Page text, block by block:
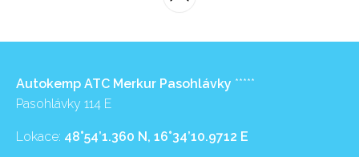
Autokemp ATC Merkur Pasohlávky *****
Pasohlávky 114 E
Lokace: 48°54’1.360 N, 16°34’10.9712 E